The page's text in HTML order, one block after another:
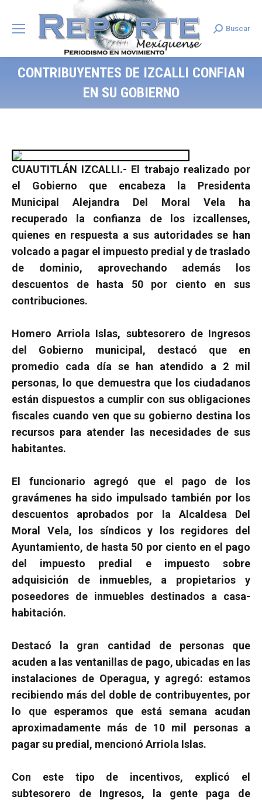
Search:
Buscar
CONTRIBUYENTES DE IZCALLI CONFIAN
EN SU GOBIERNO
CUAUTITLÁN IZCALLI.- El trabajo realizado por
el Gobierno que encabeza la Presidenta
Municipal Alejandra Del Moral Vela ha
recuperado la confianza de los izcallenses,
quienes en respuesta a sus autoridades se han
volcado a pagar el impuesto predial y de traslado
de dominio, aprovechando además los
descuentos de hasta 50 por ciento en sus
contribuciones.
Homero Arriola Islas, subtesorero de Ingresos
del Gobierno municipal, destacó que en
promedio cada día se han atendido a 2 mil
personas, lo que demuestra que los ciudadanos
están dispuestos a cumplir con sus obligaciones
fiscales cuando ven que su gobierno destina los
recursos para atender las necesidades de sus
habitantes.
El funcionario agregó que el pago de los
gravámenes ha sido impulsado también por los
descuentos aprobados por la Alcaldesa Del
Moral Vela, los síndicos y los regidores del
Ayuntamiento, de hasta 50 por ciento en el pago
del impuesto predial e impuesto sobre
adquisición de inmuebles, a propietarios y
poseedores de inmuebles destinados a casa-
habitación.
Destacó la gran cantidad de personas que
acuden a las ventanillas de pago, ubicadas en las
instalaciones de Operagua, y agregó: estamos
recibiendo más del doble de contribuyentes, por
lo que esperamos que está semana acudan
aproximadamente más de 10 mil personas a
pagar su predial, mencionó Arriola Islas.
Con este tipo de incentivos, explicó el
subtesorero de Ingresos, la gente paga de